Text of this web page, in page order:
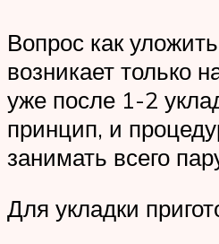
Вопрос как
возникает только
уже после 1-2
принцип, и
занимать всего
Для укладки